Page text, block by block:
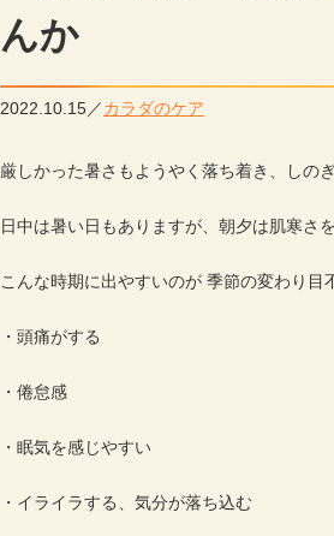
んか
2022.10.15 カラダのケア
厳しかった暑さもようやく落ち着き、しの
日中は暑い日もありますが、朝夕は肌寒さ
こんな時期に出やすいのが 季節の変わり目
・頭痛がする
・倦怠感
・眠気を感じやすい
・イライラする、気分が落ち込む